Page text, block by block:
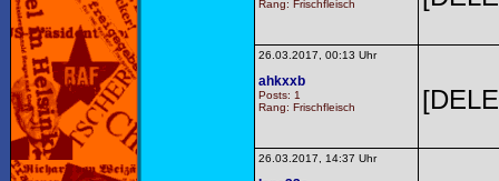
Rang: Frischfleisch
26.03.2017, 00:13 Uhr
ahkxxb
Posts: 1
Rang: Frischfleisch
26.03.2017, 14:37 Uhr